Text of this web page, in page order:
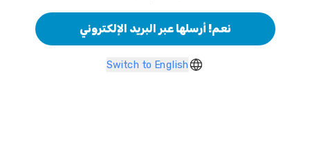
نعم! أرسلها عبر البريد الإلكتروني
Switch to English